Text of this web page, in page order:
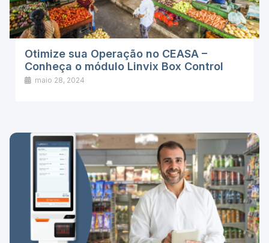
Otimize sua Operação no CEASA –
Conheça o módulo Linvix Box Control
maio 28, 2024